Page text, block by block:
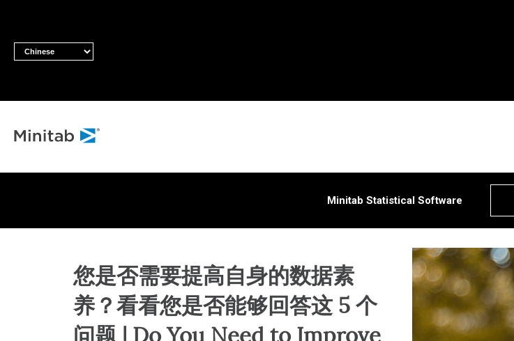
所有解决方案
分析
统计过程控制
运营与质量分析
Live Analytics
可靠性和寿命数据分析
离散事件模拟
Minitab Statistical Software
您是否需要提高自身的数据素
养？看看您是否能够回答这 5 个
问题 | Do You Need to Improve